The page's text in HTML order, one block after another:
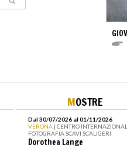
MOSTRE
Dal 30/07/2026 al 01/11/2026
VERONA | CENTRO
FOTOGRAFIA SCAVI SCALIGERI
Dorothea Lange